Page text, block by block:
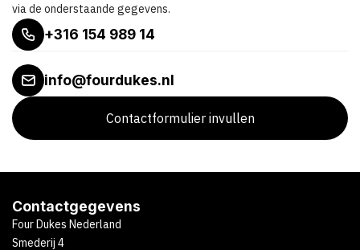
via de onderstaande gegevens.
+316 154 989 14
info@fourdukes.nl
Contactformulier invullen
Contactgegevens
Four Dukes Nederland
Smederij 4